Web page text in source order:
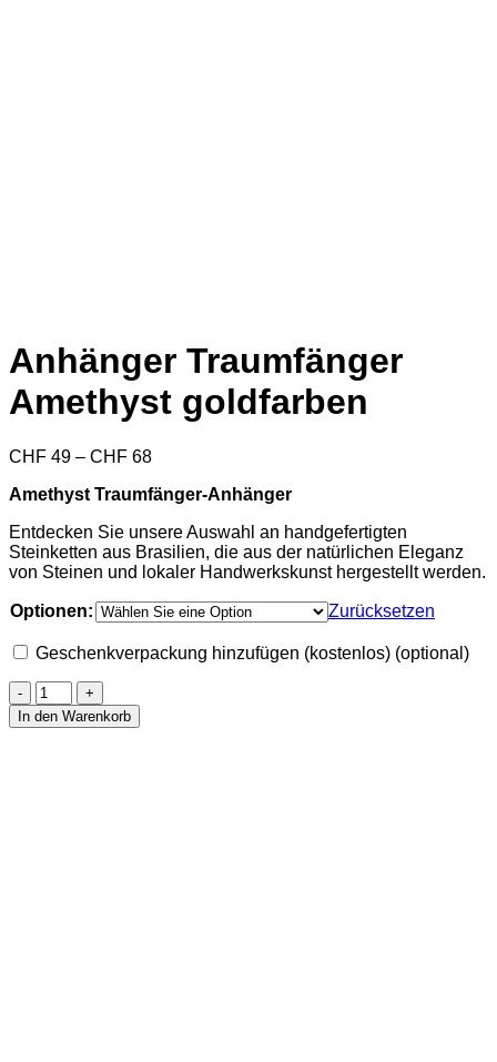
Anhänger Traumfänger
Amethyst goldfarben
CHF 49 – CHF 68Preisspanne:
bis
Amethyst Traumfänger-Anhänger
Entdecken Sie unsere Auswahl an handgefertigten
Steinketten aus Brasilien, die aus der natürlichen Eleganz
von Steinen und lokaler Handwerkskunst hergestellt werden.
Optionen: Zurücksetzen
Geschenkverpackung hinzufügen (kostenlos) (optional)
Anhänger
Traumfänger
Amethyst
In den Warenkorb